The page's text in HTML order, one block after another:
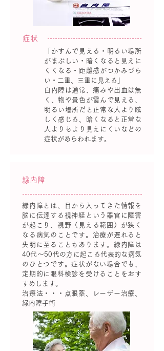
症状
「かすんで見える・明るい場所
がまぶしい・暗くなると見えに
くくなる・距離感がつかみづら
い・二重、三重に見える」
白内障は通常、痛みや出血は無
く、物や景色が霞んで見える、
明るい場所だと正常な人より眩
しく感じる、暗くなると正常な
人よりもより見えにくいなどの
症状があらわれます。
緑内障
緑内障とは、目から入ってきた情報を
脳に伝達する視神経という器官に障害
が起こり、視野（見える範囲）が狭く
なる病気のことです。治療が遅れると
失明に至ることもあります。緑内障は
40代～50代の方に起こる代表的な病気
のひとつです。症状がない場合でも、
定期的に眼科検診を受けることをおす
すめします。
治療法・・・点眼薬、レーザー治療、
緑内障手術